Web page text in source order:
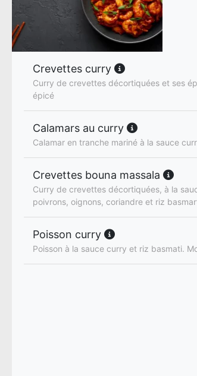
Crevettes curry
Curry de crevettes décortiquées et ses
épicé
Calamars au curry
Calamar en tranche mariné à la sauce
Crevettes bouna massala
Curry de crevettes décortiquées, à la
poivrons, oignons, coriandre et riz
Poisson curry
Poisson à la sauce curry et riz basmati.